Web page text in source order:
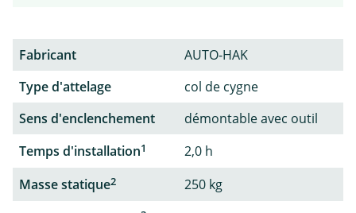
Fabricant
AUTO-HAK
Type d'attelage
col de cygne
Sens d'enclenchement
démontable avec outil
Temps d'installation1
2,0 h
Masse statique2
250 kg